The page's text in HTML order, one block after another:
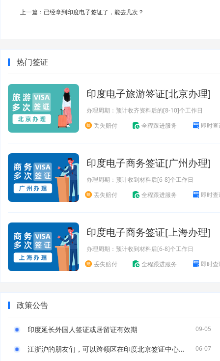
上一篇：已经拿到印度电子签证了，能去几次？
热门签证
印度电子旅游签证[北京办理]
办理周期：预计收齐资料后的[8-10]个工作日
丢失赔付
全程跟进服务 即时查
印度电子商务签证[广州办理]
办理周期：预计收到材料后[6-8]个工作日
丢失赔付
全程跟进服务 即时查
印度电子商务签证[上海办理]
办理周期：预计收到材料后[6-8]个工作日
丢失赔付
全程跟进服务 即时查
政策公告
印度延长外国人签证或居留证有效期 09-05
江浙沪的朋友们，可以跨领区在印度北京签证中心递签！ 06-07